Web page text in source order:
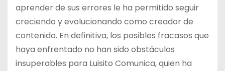
aprender de sus errores le ha permitido seguir
creciendo y evolucionando como creador de
contenido. En definitiva, los posibles fracasos que
haya enfrentado no han sido obstáculos
insuperables para Luisito Comunica, quien ha